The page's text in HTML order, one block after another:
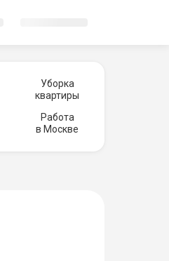
Уборка
квартиры
Работа
в Москве